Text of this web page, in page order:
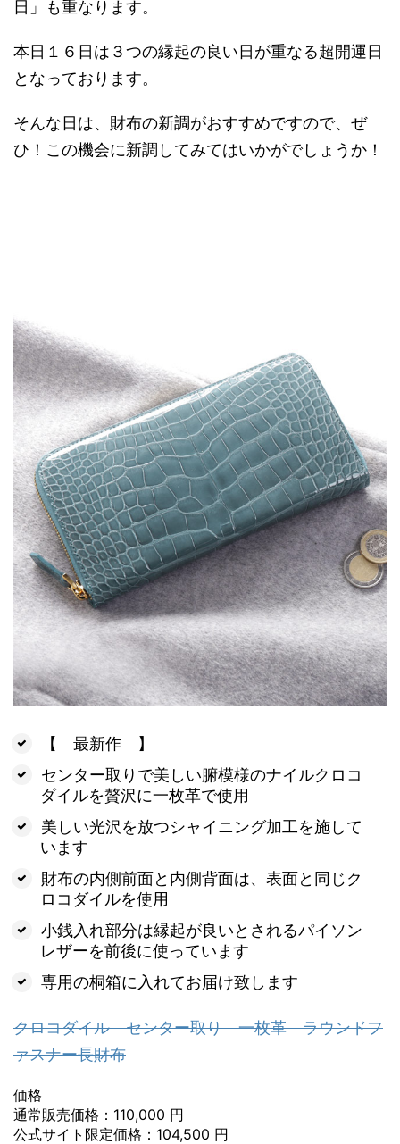
日」も重なります。
本日１６日は３つの縁起の良い日が重なる超開運日
となっております。
そんな日は、財布の新調がおすすめですので、ぜ
ひ！この機会に新調してみてはいかがでしょうか！
【 最新作 】
センター取りで美しい腑模様のナイルクロコ
ダイルを贅沢に一枚革で使用
美しい光沢を放つシャイニング加工を施して
います
財布の内側前面と内側背面は、表面と同じク
ロコダイルを使用
小銭入れ部分は縁起が良いとされるパイソン
レザーを前後に使っています
専用の桐箱に入れてお届け致します
クロコダイル センター取り 一枚革 ラウンドフ
ァスナー長財布
価格
通常販売価格：110,000 円
公式サイト限定価格：104,500 円